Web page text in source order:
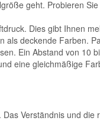
geht. Probieren
Dies gibt Ihnen
deckende Farben.
Ein Abstand von 10
eine gleichmäßige
Verständnis und die